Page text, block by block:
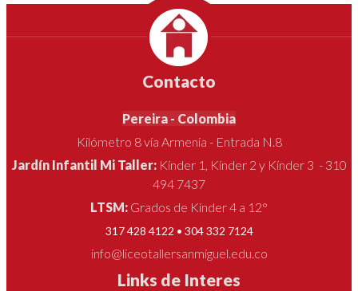
Contacto
Pereira - Colombia
Kilómetro 8 vía Armenia - Entrada N.8
Jardín Infantil Mi Taller: Kínder 1, Kínder 2 y Kínder 3 - 310
494 7437
LTSM: Grados de Kínder 4 a 12°
317 428 4122 • 304 332 7124
info@liceotallersanmiguel.edu.co
Links de Interes